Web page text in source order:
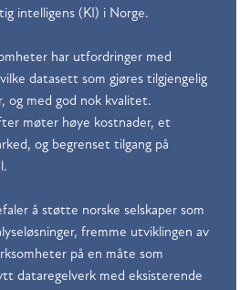
intelligens (KI) i Norge.
har utfordringer med
datasett som gjøres tilgjengelig
og med god nok kvalitet.
møter høye kostnader, et
og begrenset tilgang på
å støtte norske selskaper som
fremme utviklingen av
på en måte som
dataregelverk med eksisterende